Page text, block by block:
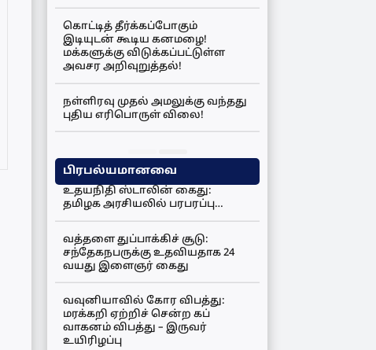
கொட்டித் தீர்க்கப்போகும்
இடியுடன் கூடிய கனமழை!
மக்களுக்கு விடுக்கப்பட்டுள்ள
அவசர அறிவுறுத்தல்!
நள்ளிரவு முதல் அமலுக்கு வந்தது
புதிய எரிபொருள் விலை!
பிரபல்யமானவை
உதயநிதி ஸ்டாலின் கைது:
தமிழக அரசியலில் பரபரப்பு…
வத்தளை துப்பாக்கிச் சூடு:
சந்தேகநபருக்கு உதவியதாக 24
வயது இளைஞர் கைது
வவுனியாவில் கோர விபத்து:
மரக்கறி ஏற்றிச் சென்ற கப்
வாகனம் விபத்து – இருவர்
உயிரிழப்பு